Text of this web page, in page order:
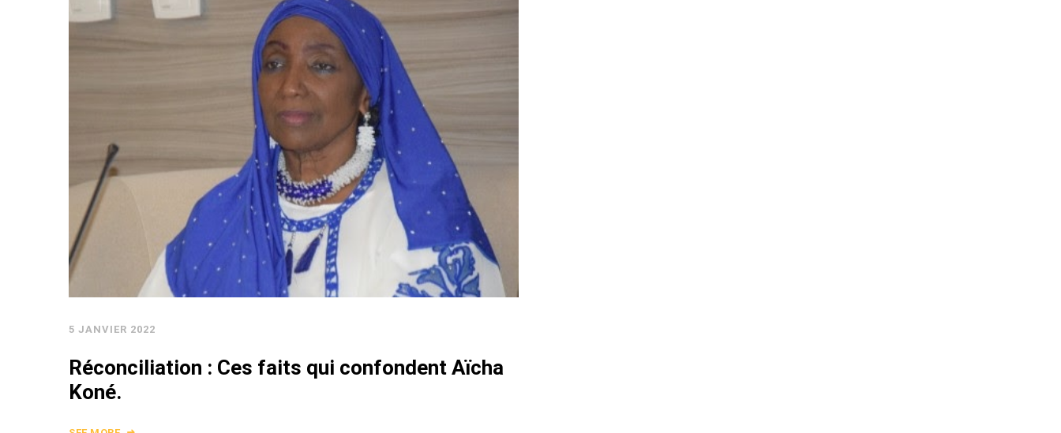
5 JANVIER 2022
Réconciliation : Ces faits qui confondent Aïcha
Koné.